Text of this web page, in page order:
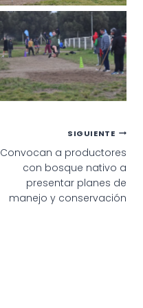
SIGUIENTE
Convocan a productores
con bosque nativo a
presentar planes de
manejo y conservación